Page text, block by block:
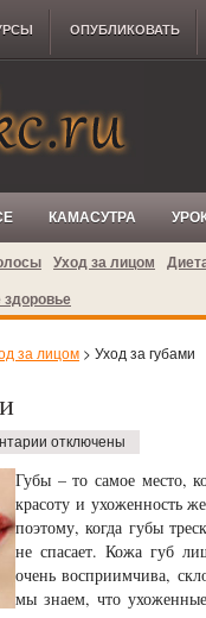
ОПУБЛИКОВАТЬ
КАМАСУТРА
Уход за лицом
за лицом > Уход за губами
отключены
Губы – то самое место,
красоту и ухоженность
поэтому, когда губы
не спасает. Кожа губ
очень восприимчива,
мы знаем, что